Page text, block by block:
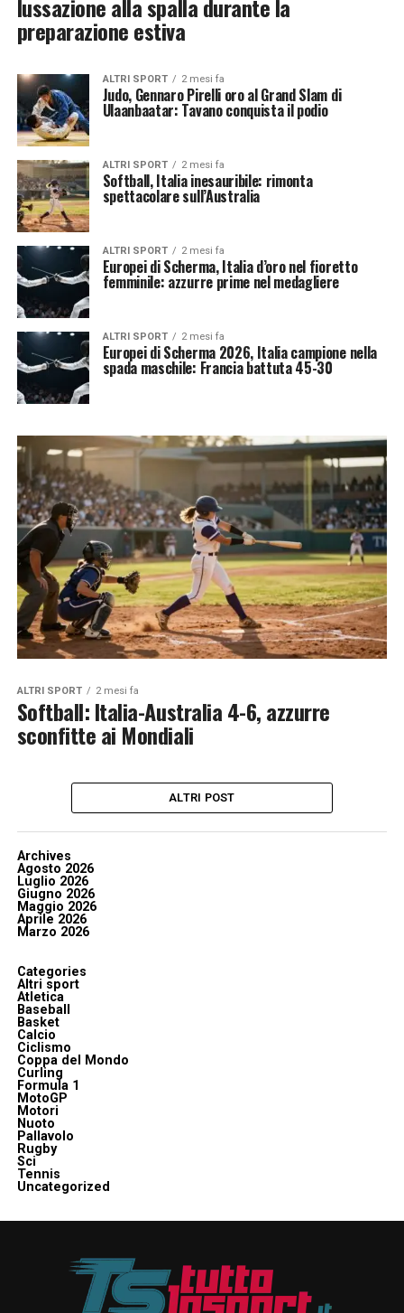
lussazione alla spalla durante la
preparazione estiva
ALTRI SPORT 2 mesi fa
Judo, Gennaro Pirelli oro al Grand Slam di
Ulaanbaatar: Tavano conquista il podio
ALTRI SPORT 2 mesi fa
Softball, Italia inesauribile: rimonta
spettacolare sull’Australia
ALTRI SPORT 2 mesi fa
Europei di Scherma, Italia d’oro nel fioretto
femminile: azzurre prime nel medagliere
ALTRI SPORT 2 mesi fa
Europei di Scherma 2026, Italia campione nella
spada maschile: Francia battuta 45-30
ALTRI SPORT 2 mesi fa
Softball: Italia-Australia 4-6, azzurre
sconfitte ai Mondiali
ALTRI POST
Archives
Agosto 2026
Luglio 2026
Giugno 2026
Maggio 2026
Aprile 2026
Marzo 2026
Categories
Altri sport
Atletica
Baseball
Basket
Calcio
Ciclismo
Coppa del Mondo
Curling
Formula 1
MotoGP
Motori
Nuoto
Pallavolo
Rugby
Sci
Tennis
Uncategorized